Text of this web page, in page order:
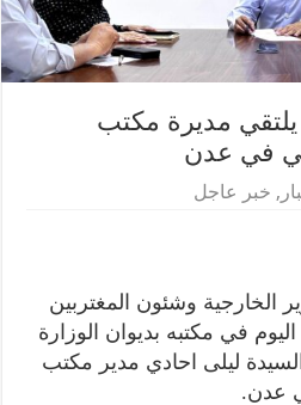
يلتقي مديرة مكتب
في عدن
, خبر عاجل
الخارجية وشئون المغتربين
في مكتبه بديوان الوزارة
ليلى احادي مدير مكتب
عدن.